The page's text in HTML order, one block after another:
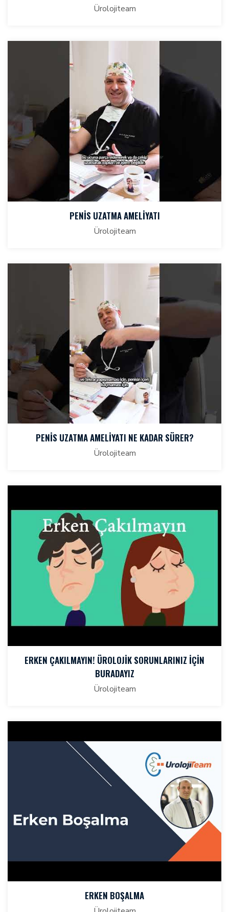
Ürolojiteam
PENIS UZATMA AMELIYATI
Ürolojiteam
PENIS UZATMA AMELIYATI NE KADAR SÜRER?
Ürolojiteam
ERKEN ÇAKILMAYIN! ÜROLOJIK SORUNLARINIZ İÇIN
BURADAYIZ
Ürolojiteam
ERKEN BOŞALMA